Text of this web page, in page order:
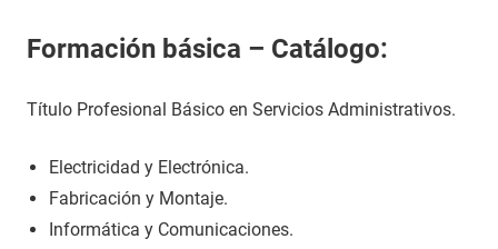
Formación básica – Catálogo:
Título Profesional Básico en Servicios Administrativos.
Electricidad y Electrónica.
Fabricación y Montaje.
Informática y Comunicaciones.